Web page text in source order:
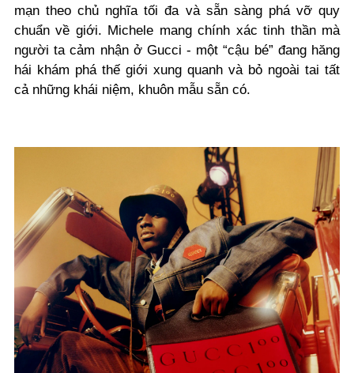
mạn theo chủ nghĩa tối đa và sẵn sàng phá vỡ quy
chuẩn về giới. Michele mang chính xác tinh thần mà
người ta cảm nhận ở Gucci - một “cậu bé” đang hăng
hái khám phá thế giới xung quanh và bỏ ngoài tai tất
cả những khái niệm, khuôn mẫu sẵn có.